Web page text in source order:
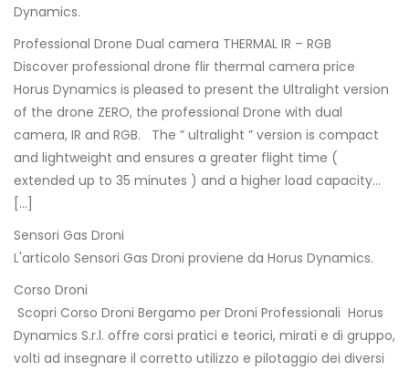
Dynamics.
Professional Drone Dual camera THERMAL IR – RGB
Discover professional drone flir thermal camera price
Horus Dynamics is pleased to present the Ultralight version
of the drone ZERO, the professional Drone with dual
camera, IR and RGB. The ” ultralight ” version is compact
and lightweight and ensures a greater flight time (
extended up to 35 minutes ) and a higher load capacity…
[…]
Sensori Gas Droni
L'articolo Sensori Gas Droni proviene da Horus Dynamics.
Corso Droni
Scopri Corso Droni Bergamo per Droni Professionali Horus
Dynamics S.r.l. offre corsi pratici e teorici, mirati e di gruppo,
volti ad insegnare il corretto utilizzo e pilotaggio dei diversi